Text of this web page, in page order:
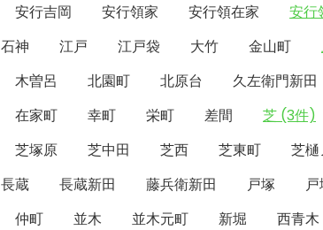
安行吉岡 安行領家 安行領在家 安行
石神 江戸 江戸袋 大竹 金山町
木曽呂 北園町 北原台 久左衛門新田
在家町 幸町 栄町 差間 芝 (3件)
芝塚原 芝中田 芝西 芝東町 芝
長蔵 長蔵新田 藤兵衛新田 戸塚
仲町 並木 並木元町 新堀 西青木